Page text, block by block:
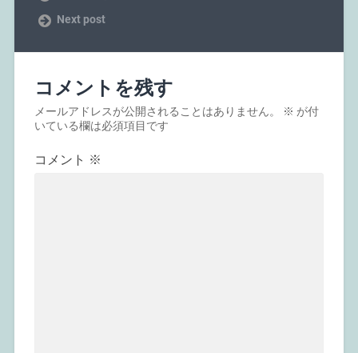
Next post
コメントを残す
メールアドレスが公開されることはありません。 ※ が付
いている欄は必須項目です
コメント ※